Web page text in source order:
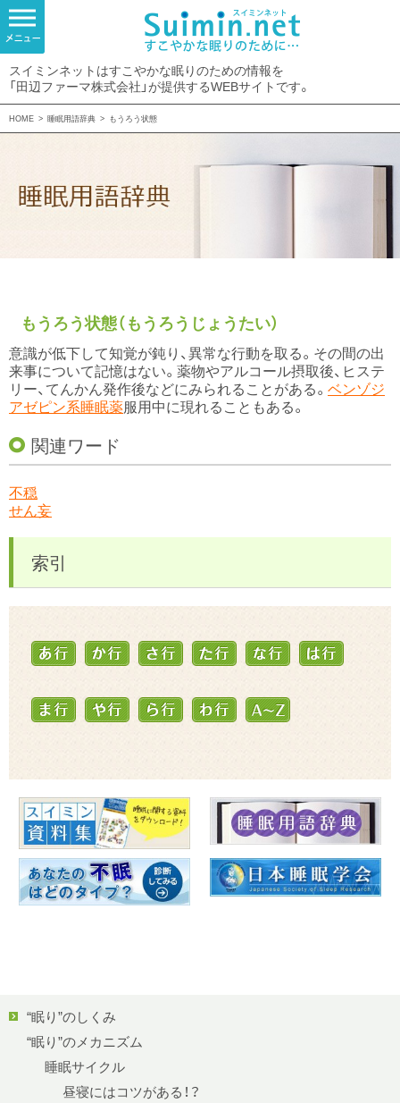
スイミンネットはすこやかな眠りのための情報を
「田辺ファーマ株式会社」が提供するWEBサイトです。
HOME > 睡眠用語辞典 > もうろう状態
もうろう状態（もうろうじょうたい）
意識が低下して知覚が鈍り、異常な行動を取る。その間の出
来事について記憶はない。薬物やアルコール摂取後、ヒステ
リー、てんかん発作後などにみられることがある。 ベンゾジ
アゼピン系睡眠薬服用中に現れることもある。
関連ワード
不穏
せん妄
索引
“眠り”のしくみ
“眠り”のメカニズム
睡眠サイクル
昼寝にはコツがある！？